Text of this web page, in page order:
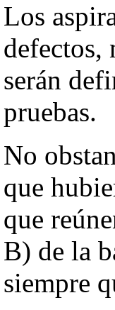
Los
defectos,
serán
pruebas.
No
que
que
B) de la
siempre